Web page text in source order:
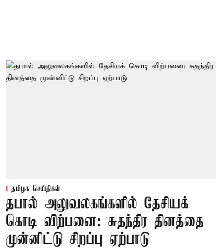
தமிழக செய்திகள்
தபால் அலுவலகங்களில் தேசியக்
கொடி விற்பனை: சுதந்திர தினத்தை
முன்னிட்டு சிறப்பு ஏற்பாடு